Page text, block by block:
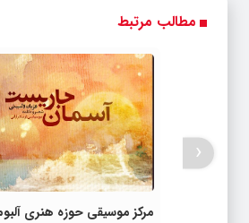
مطالب مرتبط
مرکز موسیقی حوزه هنری
‹